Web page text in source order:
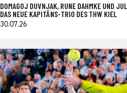
DOMAGOJ DUVNJAK, RUNE DAHMKE UND
DAS NEUE KAPITÄNS-TRIO DES THW KIEL
30.07.26